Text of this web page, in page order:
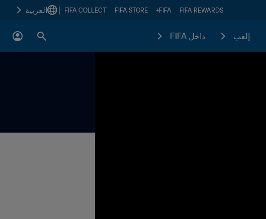
FIFA REWARDS
FIFA+
FIFA STORE
FIFA COLLECT العربية
إلعب داخل FIFA